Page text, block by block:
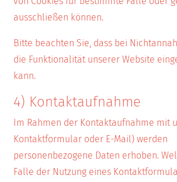
ausschließen können.
Bitte beachten Sie, dass bei
die Funktionalität unserer Website
kann.
4) Kontaktaufnahme
Im Rahmen der Kontaktaufnahme mit
Kontaktformular oder E-Mail) werden
personenbezogene Daten erhoben.
Falle der Nutzung eines